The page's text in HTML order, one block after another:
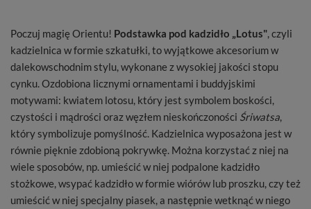
Poczuj magię Orientu! Podstawka pod kadzidło „Lotus", czyli
kadzielnica w formie szkatułki, to wyjątkowe akcesorium w
dalekowschodnim stylu, wykonane z wysokiej jakości stopu
cynku. Ozdobiona licznymi ornamentami i buddyjskimi
motywami: kwiatem lotosu, który jest symbolem boskości,
czystości i mądrości oraz węzłem nieskończoności Śriwatsa,
który symbolizuje pomyślność. Kadzielnica wyposażona jest w
równie pięknie zdobioną pokrywkę. Można korzystać z niej na
wiele sposobów, np. umieścić w niej podpalone kadzidło
stożkowe, wsypać kadzidło w formie wiórów lub proszku, czy też
umieścić w niej specjalny piasek, a następnie wetknąć w niego